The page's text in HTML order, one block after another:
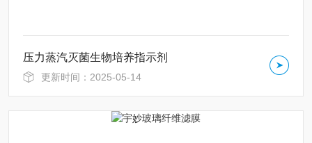
压力蒸汽灭菌生物培养指示剂
更新时间：2025-05-14